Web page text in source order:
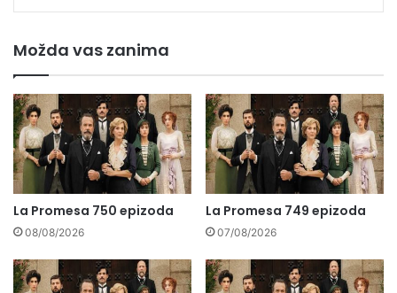
Možda vas zanima
La Promesa 750 epizoda
08/08/2026
La Promesa 749 epizoda
07/08/2026